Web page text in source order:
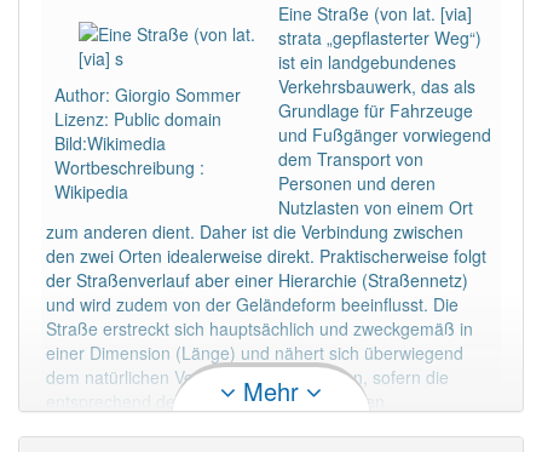
Häufigkeit: 8 von 10
Wörter mit Endung-straße : 115
Wörter mit Endung
aber mit einem anderen
Artikeldie
88% unserer Spielapp-Nutzer haben den Artikel
korrekt erraten.
Author: Giorgio Sommer
Lizenz: Public domain
Bild:Wikimedia
Wortbeschreibung :
Wikipedia
Eine Straße (von lat. [via]
strata „gepflasterter Weg“)
ist ein landgebundenes
Verkehrsbauwerk, das als
Grundlage für Fahrzeuge
und Fußgänger vorwiegend
dem Transport von
Personen und deren
Nutzlasten von einem Ort
zum anderen dient. Daher ist die Verbindung zwischen
den zwei Orten idealerweise direkt. Praktischerweise folgt
der Straßenverlauf aber einer Hierarchie (Straßennetz)
und wird zudem von der Geländeform beeinflusst. Die
Straße erstreckt sich hauptsächlich und zweckgemäß in
einer Dimension (Länge) und nähert sich überwiegend
dem natürlichen Verlauf des Geländes an, sofern die
entsprechend der vorgesehenen maximalen
Mehr